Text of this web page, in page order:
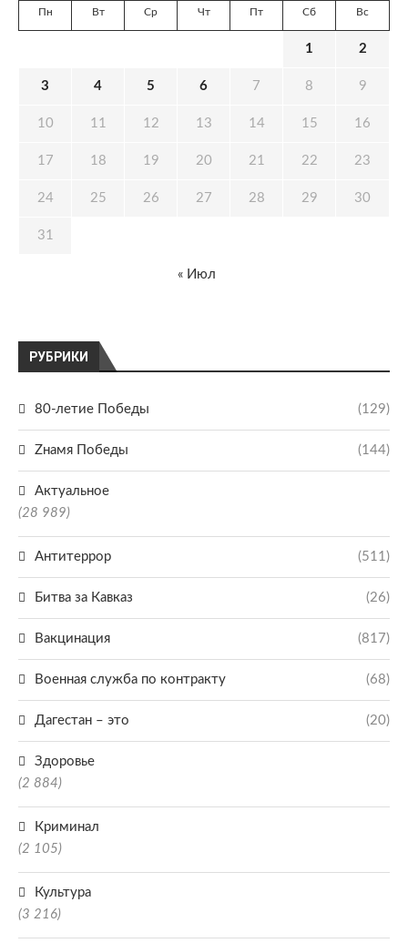
РУБРИКИ
80-летие Победы (129)
Zнамя Победы (144)
Актуальное
(28 989)
Антитеррор (511)
Битва за Кавказ (26)
Вакцинация (817)
Военная служба по контракту (68)
Дагестан – это (20)
Здоровье
(2 884)
Криминал
(2 105)
Культура
(3 216)
Пн Вт Ср Чт Пт Сб Вс
1 2
3 4 5 6 7 8 9
10 11 12 13 14 15 16
17 18 19 20 21 22 23
24 25 26 27 28 29 30
31
« Июл